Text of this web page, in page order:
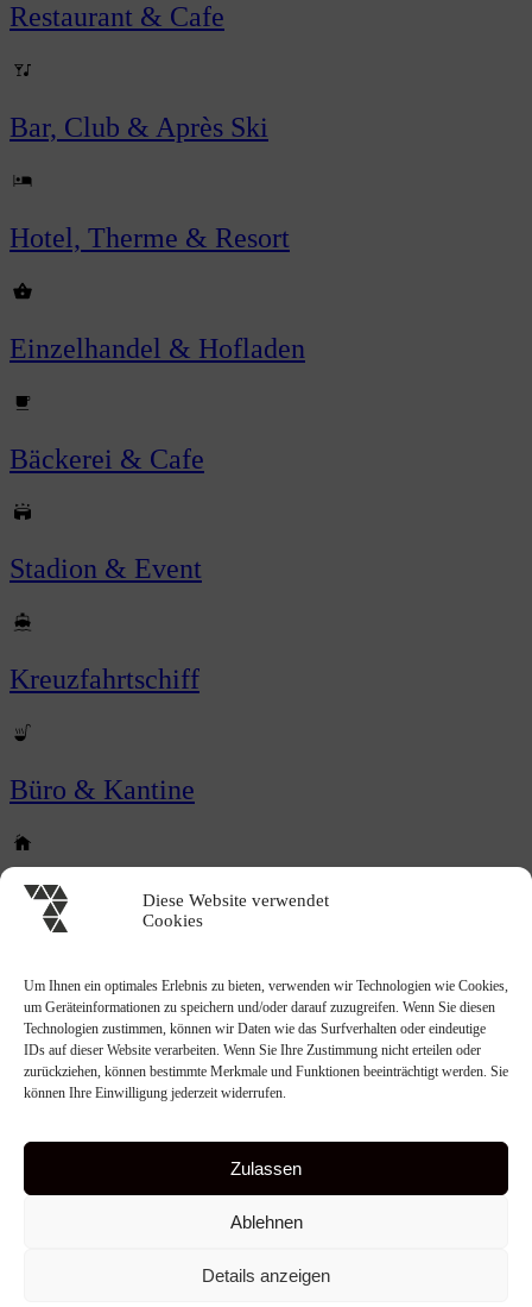
Diese Website verwendet
Cookies
Um Ihnen ein optimales Erlebnis zu bieten, verwenden wir Technologien wie Cookies,
um Geräteinformationen zu speichern und/oder darauf zuzugreifen. Wenn Sie diesen
Technologien zustimmen, können wir Daten wie das Surfverhalten oder eindeutige
IDs auf dieser Website verarbeiten. Wenn Sie Ihre Zustimmung nicht erteilen oder
zurückziehen, können bestimmte Merkmale und Funktionen beeinträchtigt werden. Sie
können Ihre Einwilligung jederzeit widerrufen.
Zulassen
Ablehnen
Details anzeigen
Restaurant & Cafe
Bar, Club & Après Ski
Hotel, Therme & Resort
Einzelhandel & Hofladen
Bäckerei & Cafe
Stadion & Event
Kreuzfahrtschiff
Büro & Kantine
Privathaus
© 2026 Redl GmbH.